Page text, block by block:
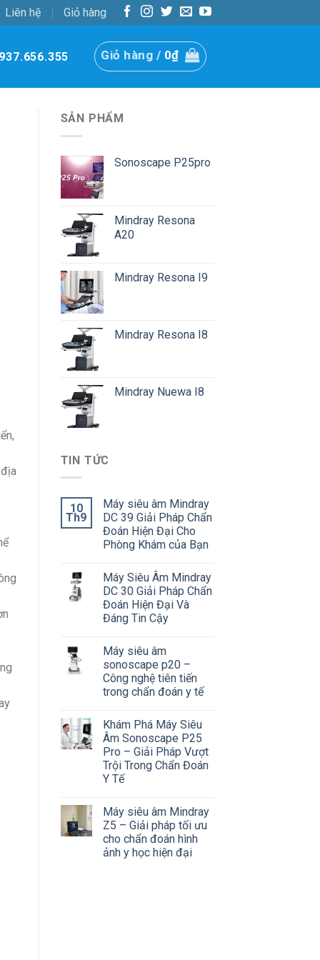
Liên hệ Giỏ hàng
Giỏ hàng / 0₫
SẢN PHẨM
Sonoscape P25pro
Mindray Resona
A20
Mindray Resona I9
Mindray Resona I8
Mindray Nuewa I8
TIN TỨC
10
Th9
Máy siêu âm Mindray
DC 39 Giải Pháp Chẩn
Đoán Hiện Đại Cho
Phòng Khám của Bạn
Máy Siêu Âm Mindray
DC 30 Giải Pháp Chẩn
Đoán Hiện Đại Và
Đáng Tin Cậy
Máy siêu âm
sonoscape p20 –
Công nghệ tiên tiến
trong chẩn đoán y tế
Khám Phá Máy Siêu
Âm Sonoscape P25
Pro – Giải Pháp Vượt
Trội Trong Chẩn Đoán
Y Tế
Máy siêu âm Mindray
Z5 – Giải pháp tối ưu
cho chẩn đoán hình
ảnh y học hiện đại